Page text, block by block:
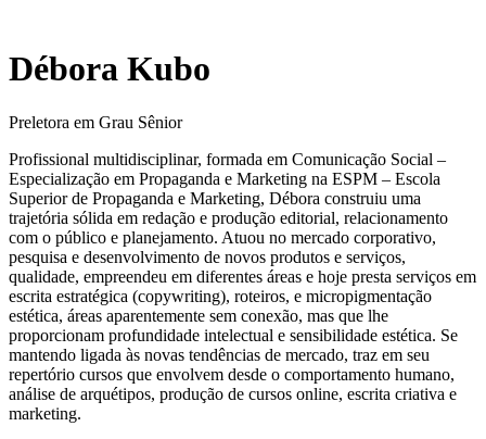
Débora Kubo
Preletora em Grau Sênior
Profissional multidisciplinar, formada em Comunicação Social –
Especialização em Propaganda e Marketing na ESPM – Escola
Superior de Propaganda e Marketing, Débora construiu uma
trajetória sólida em redação e produção editorial, relacionamento
com o público e planejamento. Atuou no mercado corporativo,
pesquisa e desenvolvimento de novos produtos e serviços,
qualidade, empreendeu em diferentes áreas e hoje presta serviços em
escrita estratégica (copywriting), roteiros, e micropigmentação
estética, áreas aparentemente sem conexão, mas que lhe
proporcionam profundidade intelectual e sensibilidade estética. Se
mantendo ligada às novas tendências de mercado, traz em seu
repertório cursos que envolvem desde o comportamento humano,
análise de arquétipos, produção de cursos online, escrita criativa e
marketing.